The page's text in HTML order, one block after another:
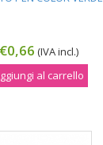
€0,66 (IVA incl.)
al carrello